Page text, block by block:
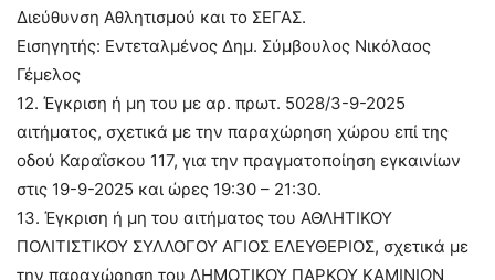
Διεύθυνση Αθλητισμού και το ΣΕΓΑΣ.
Εισηγητής: Εντεταλμένος Δημ. Σύμβουλος Νικόλαος
Γέμελος
12. Έγκριση ή μη του με αρ. πρωτ. 5028/3-9-2025
αιτήματος, σχετικά με την παραχώρηση χώρου επί της
οδού Καραΐσκου 117, για την πραγματοποίηση εγκαινίων
στις 19-9-2025 και ώρες 19:30 – 21:30.
13. Έγκριση ή μη του αιτήματος του ΑΘΛΗΤΙΚΟΥ
ΠΟΛΙΤΙΣΤΙΚΟΥ ΣΥΛΛΟΓΟΥ ΑΓΙΟΣ ΕΛΕΥΘΕΡΙΟΣ, σχετικά με
την παραχώρηση του ΔΗΜΟΤΙΚΟΥ ΠΑΡΚΟΥ ΚΑΜΙΝΙΩΝ